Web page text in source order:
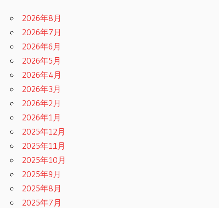
2026年8月
2026年7月
2026年6月
2026年5月
2026年4月
2026年3月
2026年2月
2026年1月
2025年12月
2025年11月
2025年10月
2025年9月
2025年8月
2025年7月